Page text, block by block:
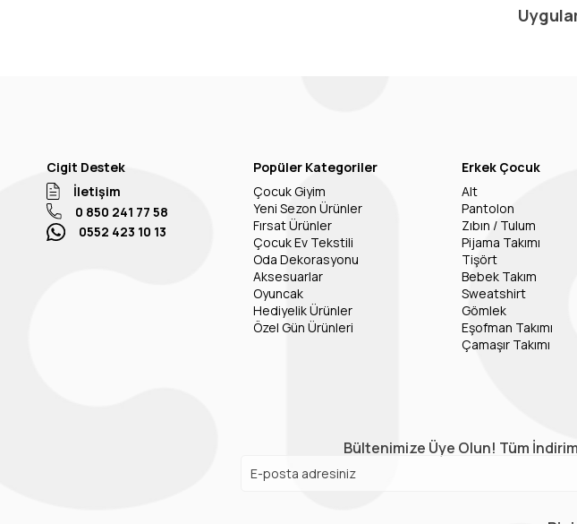
Cigit Destek
İletişim
0 850 241 77 58
0552 423 10 13
Popüler Kategoriler
Çocuk Giyim
Yeni Sezon Ürünler
Fırsat Ürünler
Çocuk Ev Tekstili
Oda Dekorasyonu
Aksesuarlar
Oyuncak
Hediyelik Ürünler
Özel Gün Ürünleri
Erkek Çocuk
Alt
Pantolon
Zıbın / Tulum
Pijama Takımı
Tişört
Bebek Takım
Sweatshirt
Gömlek
Eşofman Takımı
Çamaşır Takımı
Bültenimize Üye Olun! Tüm